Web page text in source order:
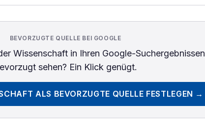
BEVORZUGTE QUELLE BEI GOOGLE
Wissenschaftin Ihren Google-Suchergebnissen
sehen? Ein Klick genügt.
ALS BEVORZUGTE QUELLE FESTLEGEN →